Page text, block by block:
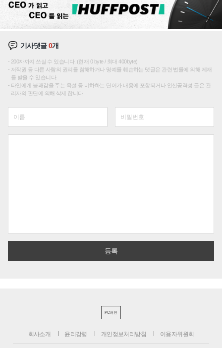
기사댓글0개
200자까지 쓰실 수 있습니다. (현재 0 byte / 최대 400byte)
저작권 등 다른 사람의 권리를 침해하거나 명예를 훼손하는 댓글은 관련 법률에 의해 제재
를 받을 수 있습니다.
타인에게 불쾌감을 주는 욕설 등 비하하는 단어가 내용에 포함되거나 인신공격성 글은 관
리자의 판단에 의해 삭제 합니다.
PC버전
회사소개 윤리강령 개인정보처리방침 이용자위원회